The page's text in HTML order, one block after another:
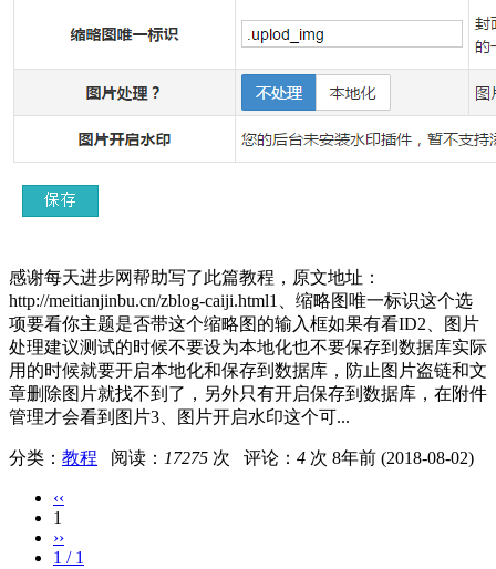
感谢每天进步网帮助写了此篇教程，原文地址：
http://meitianjinbu.cn/zblog-caiji.html1、缩略图唯一标识这个选
项要看你主题是否带这个缩略图的输入框如果有看ID2、图片
处理建议测试的时候不要设为本地化也不要保存到数据库实际
用的时候就要开启本地化和保存到数据库，防止图片盗链和文
章删除图片就找不到了，另外只有开启保存到数据库，在附件
管理才会看到图片3、图片开启水印这个可...
分类： 教程 阅读： 17275 次 评论： 4 次 8年前 (2018-08-02)
‹‹
1
››
1 / 1